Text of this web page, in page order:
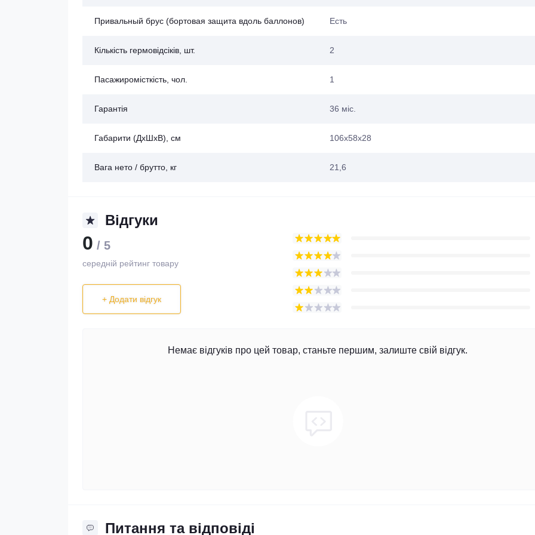
Привальный брус (бортовая защита вдоль баллонов) Есть
Кількість гермовідсіків, шт. 2
Пасажиромісткість, чол. 1
Гарантія 36 міс.
Габарити (ДхШхВ), см 106х58х28
Вага нето / брутто, кг 21,6
Відгуки
0 / 5
середній рейтинг товару
+ Додати відгук
Немає відгуків про цей товар, станьте першим, залиште свій відгук.
Питання та відповіді